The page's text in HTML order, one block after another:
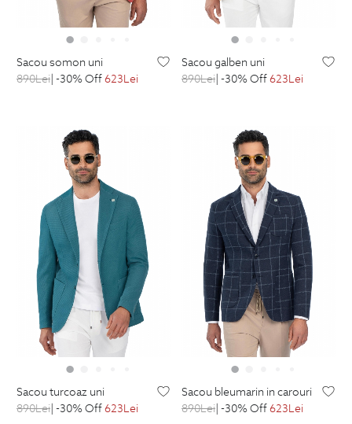
sacou somon uni
890Lei| -30% Off623Lei
sacou galben uni
890Lei| -30% Off623Lei
sacou turcoaz uni
890Lei| -30% Off623Lei
sacou bleumarin in carouri
890Lei| -30% Off623Lei